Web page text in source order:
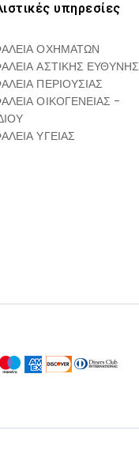
υπηρεσίες
ΟΧΗΜΑΤΩΝ
ΑΣΤΙΚΗΣ ΕΥΘΥΝΗΣ
ΠΕΡΙΟΥΣΙΑΣ
ΟΙΚΟΓΕΝΕΙΑΣ -
ΥΓΕΙΑΣ